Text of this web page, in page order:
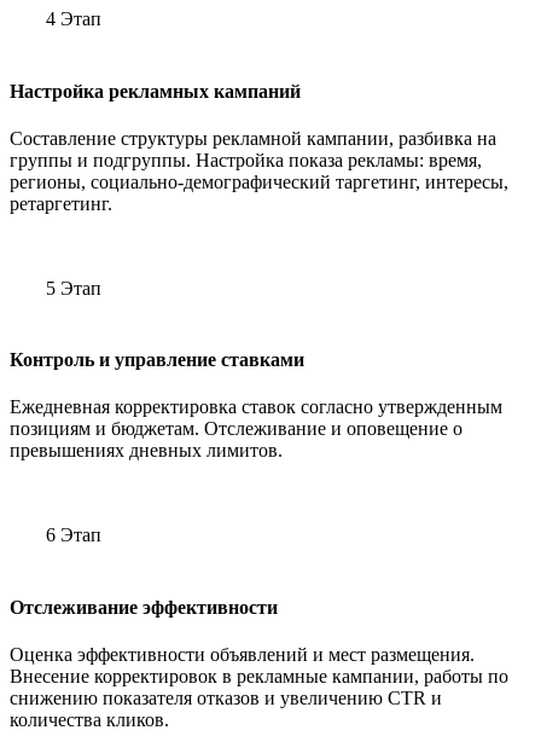
4 Этап
Настройка рекламных кампаний
Составление структуры рекламной кампании, разбивка на
группы и подгруппы. Настройка показа рекламы: время,
регионы, социально-демографический таргетинг, интересы,
ретаргетинг.
5 Этап
Контроль и управление ставками
Ежедневная корректировка ставок согласно утвержденным
позициям и бюджетам. Отслеживание и оповещение о
превышениях дневных лимитов.
6 Этап
Отслеживание эффективности
Оценка эффективности объявлений и мест размещения.
Внесение корректировок в рекламные кампании, работы по
снижению показателя отказов и увеличению CTR и
количества кликов.